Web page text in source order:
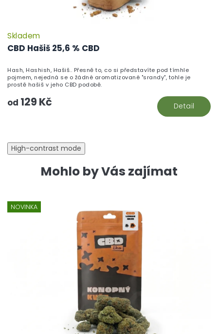
CBD Hašiš 25,6 % CBD
Skladem
od 129 Kč Detail
Hash, Hashish, Hašiš.. Přesně to, co si představíte pod tímhle
pojmem, nejedná se o žádné aromatizované "srandy", tohle je
prostě hašiš v jeho CBD podobě.
High-contrast mode
Mohlo by Vás zajímat
NOVINKA